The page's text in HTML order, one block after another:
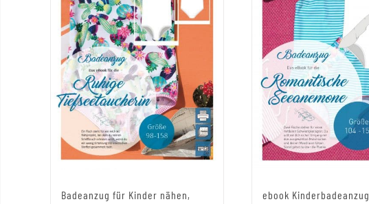
Badeanzug für Kinder nähen,
ebook